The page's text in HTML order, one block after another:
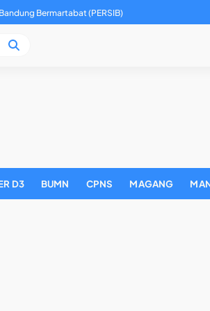
Bermartabat (PERSIB)
D3 BUMN CPNS MAGANG